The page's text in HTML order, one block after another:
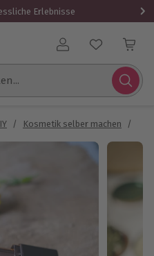
Erlebnisse
Benutzerkonto
/ Kosmetik selber machen /